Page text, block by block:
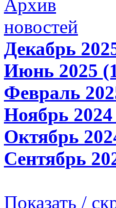
Архив
новостей
Декабрь
Июнь 2025
Февраль
Ноябрь
Октябрь
Сентябрь
Показать /